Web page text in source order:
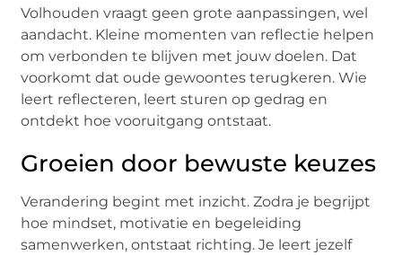
Volhouden vraagt geen grote aanpassingen, wel
aandacht. Kleine momenten van reflectie helpen
om verbonden te blijven met jouw doelen. Dat
voorkomt dat oude gewoontes terugkeren. Wie
leert reflecteren, leert sturen op gedrag en
ontdekt hoe vooruitgang ontstaat.
Groeien door bewuste keuzes
Verandering begint met inzicht. Zodra je begrijpt
hoe mindset, motivatie en begeleiding
samenwerken, ontstaat richting. Je leert jezelf